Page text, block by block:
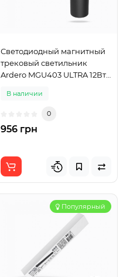
Светодиодный магнитный
трековый светильник
Ardero MGU403 ULTRA 12Вт
В наличии
0
956 грн
Популярный